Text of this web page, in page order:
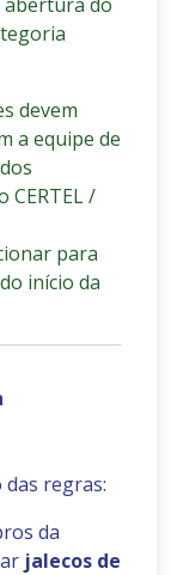
devem
a equipe de
CERTEL /
para
início da
regras:
da
jalecos de